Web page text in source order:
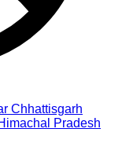
Chhattisgarh
Pradesh